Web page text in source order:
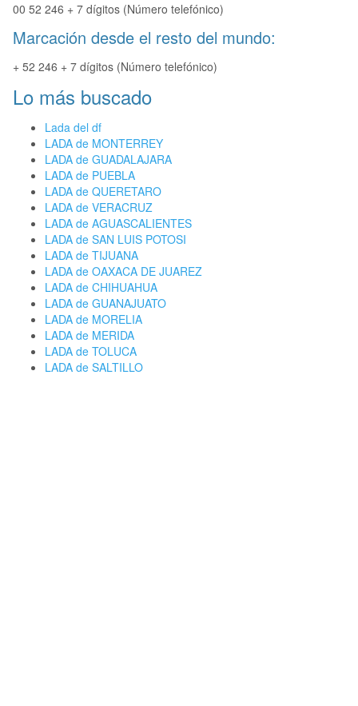
00 52 246 + 7 dígitos (Número telefónico)
Marcación desde el resto del mundo:
+ 52 246 + 7 dígitos (Número telefónico)
Lo más buscado
Lada del df
LADA de MONTERREY
LADA de GUADALAJARA
LADA de PUEBLA
LADA de QUERETARO
LADA de VERACRUZ
LADA de AGUASCALIENTES
LADA de SAN LUIS POTOSI
LADA de TIJUANA
LADA de OAXACA DE JUAREZ
LADA de CHIHUAHUA
LADA de GUANAJUATO
LADA de MORELIA
LADA de MERIDA
LADA de TOLUCA
LADA de SALTILLO